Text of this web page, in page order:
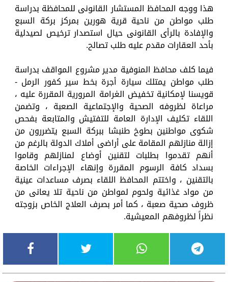
هذا ووجه المحافظ المستشار القانونى للمحافظة بدراسة
طلب مواطن من ناحية قرية هورين بمركز بركة السبع
والإفادة بالرأى القانونى حيال استصدار ترخيص لصيدلية
بأحد العقارات مقدم عليه طلب تصالح.
فيما كلف محافظ المنوفية مدير مشروع المواقف بدراسة
طلب مواطن يمتلك سيارة أجرة بخط سير كفور الرمل -
قويسنا لإمكانية تخفيض الغرامة المرورية المقررة عليه ،
مراعاة لظروفه الصحية والإجتماعية الصعبة ، وتضمن
اللقاء تكليف الإدارة العامة للتفتيش والمتابعة بفحص
شكوى مواطنين بطوخ طنبشا ببركة السبع يتضررون من
إزالة منازلهم المقامة على أراضى أملاك الدولة بالرغم من
أنهم تقدموا بطلبات لتقنين أوضاع لمنازلهم وقاموا
بسداد كافة الرسوم المقررة وإنهاء الإجراءات الخاصة
بالتقنين ، واختتم المحافظ اللقاء بصرف مساعدات عينية
من مواد غذائية ولحوم لمواطن من ناحية تلا يعانى من
ظروف صحية صعبة ، كما أمر بصرف العلاج الخاص بزوجته
نظراً لظروفهم المعيشية.